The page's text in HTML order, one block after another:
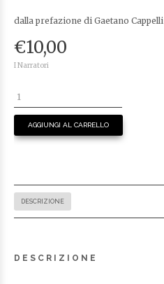
dalla prefazione di Gaetano Cappelli
€10,00
I Narratori
AGGIUNGI AL CARRELLO
DESCRIZIONE
DESCRIZIONE